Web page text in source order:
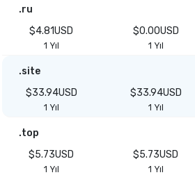
.ru
$4.81USD
1 Yıl
$0.00USD
1 Yıl
.site
$33.94USD
1 Yıl
$33.94USD
1 Yıl
.top
$5.73USD
1 Yıl
$5.73USD
1 Yıl